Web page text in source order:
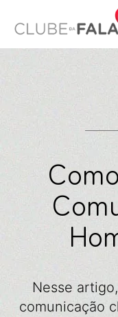
para
Nesse
comunicação